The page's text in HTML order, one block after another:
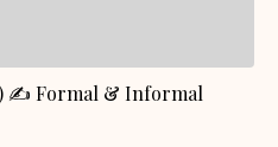
✍️ Formal & Informal